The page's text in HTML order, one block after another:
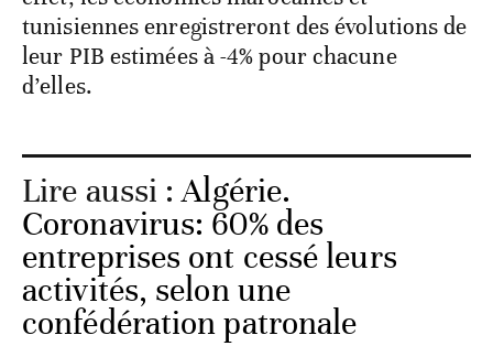
tunisiennes enregistreront des évolutions de
leur PIB estimées à -4% pour chacune
d’elles.
Lire aussi :Algérie.
Coronavirus: 60% des
entreprises ont cessé leurs
activités, selon une
confédération patronale